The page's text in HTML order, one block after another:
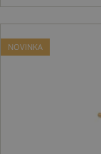
NOVINKA